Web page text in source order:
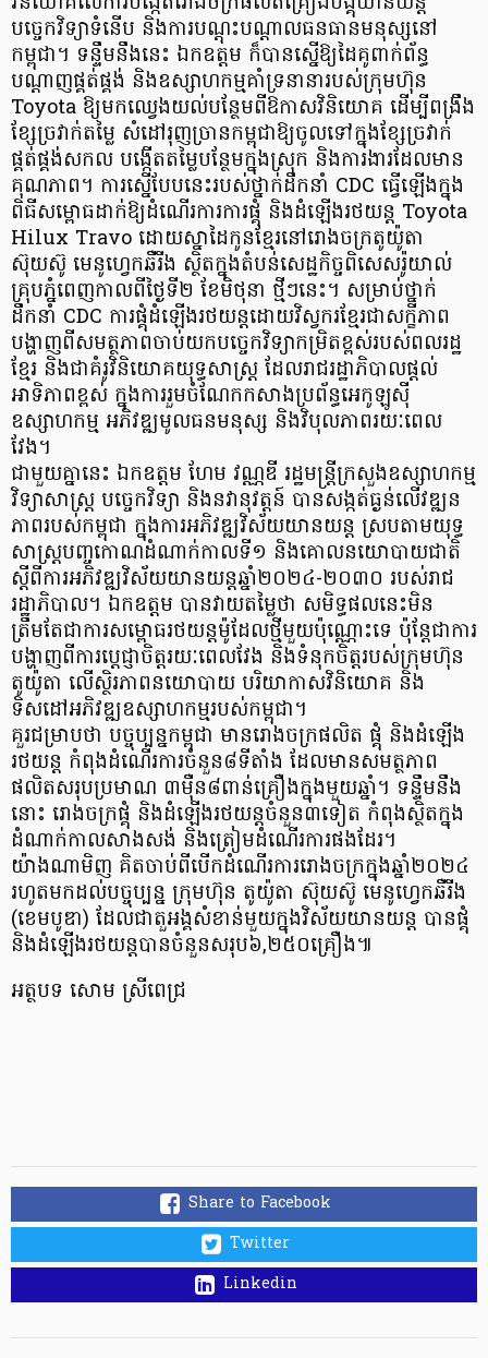
បច្ចេកវិទ្យាទំនើប និងការបណ្តុះបណ្តាលធនធានមនុស្សនៅ
កម្ពុជា។ ទន្ទឹមនឹងនេះ ឯកឧត្តម ក៏បានស្នើឱ្យដៃគូពាក់ព័ន្ធ
បណ្តាញផ្គត់ផ្គង់ និងឧស្សាហកម្មគាំទ្រនានារបស់ក្រុមហ៊ុន
Toyota ឱ្យមកឈ្វេងយល់បន្ថែមពីឱកាសវិនិយោគ ដើម្បីពង្រឹង
ខ្សែច្រវាក់តម្លៃ សំដៅរុញច្រានកម្ពុជាឱ្យចូលទៅក្នុងខ្សែច្រវាក់
ផ្គត់ផ្គង់សកល បង្កើតតម្លៃបន្ថែមក្នុងស្រុក និងការងារដែលមាន
គុណភាព។ ការស្នើបែបនេះរបស់ថ្នាក់ដឹកនាំ CDC ធ្វើឡើងក្នុង
ពិធីសម្ពោធដាក់ឱ្យដំណើរការការផ្គុំ និងដំឡើងរថយន្ត Toyota
Hilux Travo ដោយស្នាដៃកូនខ្មែរនៅរោងចក្រតូយ៉ូតា
ស៊ុយស៊ូ មេនូហ្វេកឆឺរីង ស្ថិតក្នុងតំបន់សេដ្ឋកិច្ចពិសេសរ៉ូយាល់
គ្រុបភ្នំពេញកាលពីថ្ងៃទី២ ខែមិថុនា ថ្មីៗនេះ។ សម្រាប់ថ្នាក់
ដឹកនាំ CDC ការផ្គុំដំឡើងរថយន្តដោយវិស្វករខ្មែរជាសក្ខីភាព
បង្ហាញពីសមត្ថភាពចាប់យកបច្ចេកវិទ្យាកម្រិតខ្ពស់របស់ពលរដ្ឋ
ខ្មែរ និងជាគំរូវិនិយោគយុទ្ធសាស្ត្រ ដែលរាជរដ្ឋាភិបាលផ្តល់
អាទិភាពខ្ពស់ ក្នុងការរួមចំណែកកសាងប្រព័ន្ធអេកូឡូស៊ី
ឧស្សាហកម្ម អភិវឌ្ឍមូលធនមនុស្ស និងវិបុលភាពរយៈពេល
វែង។
ជាមួយគ្នានេះ ឯកឧត្តម ហែម វណ្ណឌី រដ្ឋមន្ត្រីក្រសួងឧស្សាហកម្ម
វិទ្យាសាស្ត្រ បច្ចេកវិទ្យា និងនវានុវត្តន៍ បានសង្កត់ធ្ងន់លើវឌ្ឍន
ភាពរបស់កម្ពុជា ក្នុងការអភិវឌ្ឍវិស័យយានយន្ត ស្របតាមយុទ្ធ
សាស្ត្របញ្ចកោណដំណាក់កាលទី១ និងគោលនយោបាយជាតិ
ស្តីពីការអភិវឌ្ឍវិស័យយានយន្តឆ្នាំ២០២៤-២០៣០ របស់រាជ
រដ្ឋាភិបាល។ ឯកឧត្តម បានវាយតម្លៃថា សមិទ្ធផលនេះមិន
ត្រឹមតែជាការសម្ពោធរថយន្តម៉ូដែលថ្មីមួយប៉ុណ្ណោះទេ ប៉ុន្តែជាការ
បង្ហាញពីការប្តេជ្ញាចិត្តរយៈពេលវែង និងទំនុកចិត្តរបស់ក្រុមហ៊ុន
តូយ៉ូតា លើស្ថិរភាពនយោបាយ បរិយាកាសវិនិយោគ និង
ទិសដៅអភិវឌ្ឍឧស្សាហកម្មរបស់កម្ពុជា។
គួរជម្រាបថា បច្ចុប្បន្នកម្ពុជា មានរោងចក្រផលិត ផ្គុំ និងដំឡើង
រថយន្ត កំពុងដំណើរការចំនួន៨ទីតាំង ដែលមានសមត្ថភាព
ផលិតសរុបប្រមាណ ៣ម៉ឺន៨ពាន់គ្រឿងក្នុងមួយឆ្នាំ។ ទន្ទឹមនឹង
នោះ រោងចក្រផ្គុំ និងដំឡើងរថយន្តចំនួន៣ទៀត កំពុងស្ថិតក្នុង
ដំណាក់កាលសាងសង់ និងត្រៀមដំណើរការផងដែរ។
យ៉ាងណាមិញ គិតចាប់ពីបើកដំណើរការរោងចក្រក្នុងឆ្នាំ២០២៤
រហូតមកដល់បច្ចុប្បន្ន ក្រុមហ៊ុន តូយ៉ូតា ស៊ុយស៊ូ មេនូហ្វេកឆឺរីង
(ខេមបូឌា) ដែលជាតួអង្គសំខាន់មួយក្នុងវិស័យយានយន្ត បានផ្គុំ
និងដំឡើងរថយន្តបានចំនួនសរុប៦,២៥០គ្រឿង៕
អត្ថបទ សោម ស្រីពេជ្រ
Share to Facebook
Twitter
Linkedin